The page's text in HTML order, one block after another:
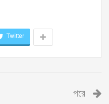
Twitter
পরে